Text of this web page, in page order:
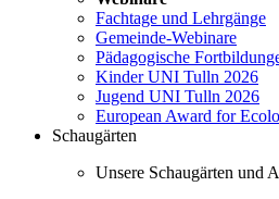
Fachtage und Lehrgänge
Gemeinde-Webinare
Pädagogische
Kinder UNI Tulln 2026
Jugend UNI Tulln 2026
European Award for
Schaugärten
Unsere Schaugärten und